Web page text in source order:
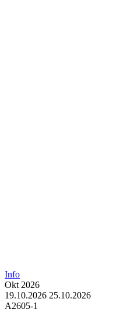
Info
Okt 2026
19.10.2026 25.10.2026
A2605-1